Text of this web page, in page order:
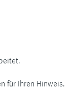
für Ihren Hinweis.